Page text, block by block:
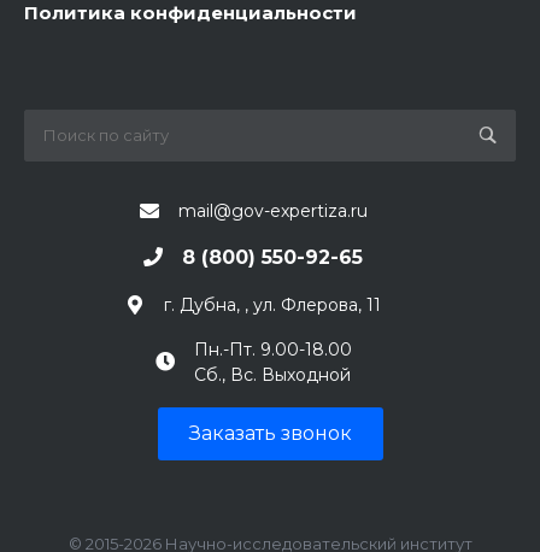
Политика конфиденциальности
mail@gov-expertiza.ru
8 (800) 550-92-65
г. Дубна, , ул. Флерова, 11
Пн.-Пт. 9.00-18.00
Сб., Вс. Выходной
Заказать звонок
© 2015-2026 Научно-исследовательский институт